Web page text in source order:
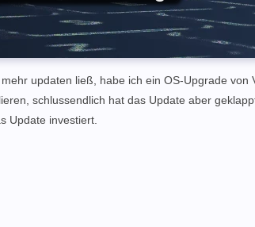
updaten ließ, habe ich ein OS-Upgrade von
schlussendlich hat das Update aber
Update investiert.